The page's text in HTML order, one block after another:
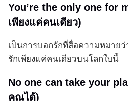
You’re the only one for
เพียงแค่คนเดียว)
เป็นการบอกรักที่สื่อความหมาย
รักเพียงแค่คนเดียวบนโลกใบนี้
No one can take your
คุณได้)